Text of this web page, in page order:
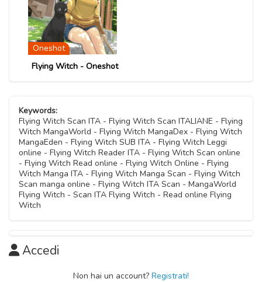
Capitolo 19
Capitolo 14
Capitolo 08
Capitolo 07
Capitolo 03
Capitolo 02
06 Novembre 2020
Oneshot
Flying Witch - Oneshot
Keywords:
Flying Witch Scan ITA - Flying Witch Scan ITALIANE - Flying
Witch MangaWorld - Flying Witch MangaDex - Flying Witch
MangaEden - Flying Witch SUB ITA - Flying Witch Leggi
online - Flying Witch Reader ITA - Flying Witch Scan online
- Flying Witch Read online - Flying Witch Online - Flying
Witch Manga ITA - Flying Witch Manga Scan - Flying Witch
Scan manga online - Flying Witch ITA Scan - MangaWorld
Flying Witch - Scan ITA Flying Witch - Read online Flying
Witch
Accedi
Non hai un account? Registrati!